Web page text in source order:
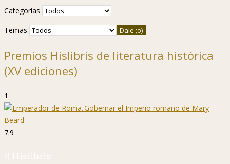
Categorías
Temas
Premios Hislibris de literatura histórica
(XV ediciones)
1
7.9
P. Hislibris